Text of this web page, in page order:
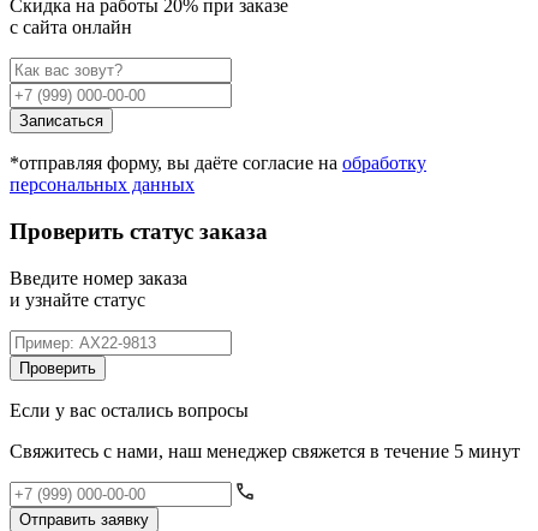
Cкидка на работы 20% при заказе
с сайта онлайн
Записаться
*отправляя форму, вы даёте согласие на обработку
персональных данных
Проверить статус заказа
Введите номер заказа
и узнайте статус
Проверить
Если у вас остались вопросы
Свяжитесь с нами, наш менеджер свяжется в течение 5 минут
Отправить заявку